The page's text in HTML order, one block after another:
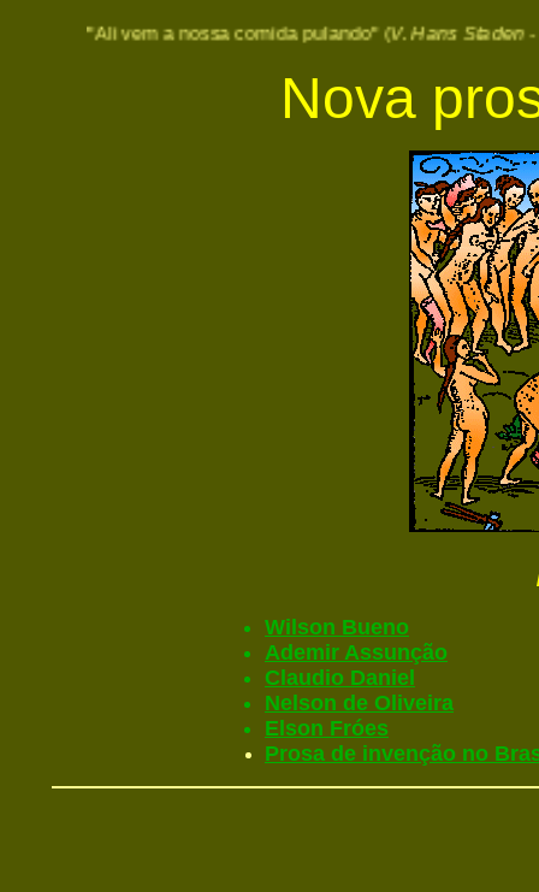
"Ali vem a nossa comida pulando" (V. Hans Staden -
Nova
Wilson Bueno
Ademir Assunção
Claudio Daniel
Nelson de Oliveira
Elson Fróes
Prosa de invenção no